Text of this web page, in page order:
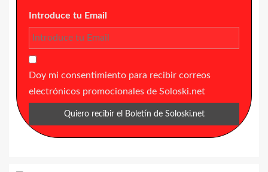
Introduce tu Email
Doy mi consentimiento para recibir correos
electrónicos promocionales de Soloski.net